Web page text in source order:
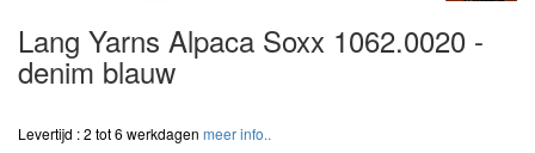
Lang Yarns Alpaca Soxx 1062.0020 -
denim blauw
Levertijd : 2 tot 6 werkdagen meer info..